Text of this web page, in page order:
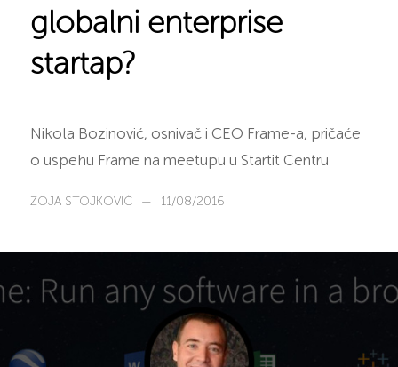
globalni enterprise
startap?
Nikola Bozinović, osnivač i CEO Frame-a, pričaće
o uspehu Frame na meetupu u Startit Centru
ZOJA STOJKOVIĆ — 11/08/2016